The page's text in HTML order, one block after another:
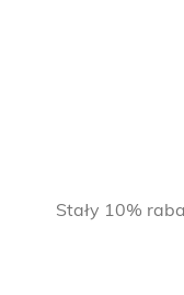
Stały 10%